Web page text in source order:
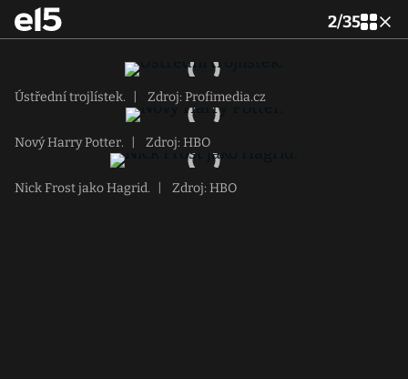
2/35
Ústřední trojlístek. Zdroj: Profimedia.cz
Nový Harry Potter. Zdroj: HBO
Nick Frost jako Hagrid. Zdroj: HBO